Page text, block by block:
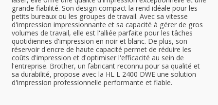
grande fiabilité. Son design compact la rend idéale pour les
petits bureaux ou les groupes de travail. Avec sa vitesse
d'impression impressionnante et sa capacité à gérer de gros
volumes de travail, elle est l'alliée parfaite pour les tâches
quotidiennes d'impression en noir et blanc. De plus, son
réservoir d'encre de haute capacité permet de réduire les
coûts d'impression et d'optimiser l'efficacité au sein de
l'entreprise. Brother, un fabricant reconnu pour sa qualité et
sa durabilité, propose avec la HL L 2400 DWE une solution
d'impression professionnelle performante et fiable.